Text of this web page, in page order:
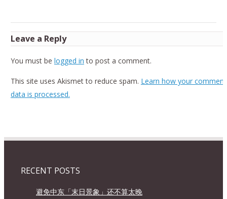
Leave a Reply
You must be logged in to post a comment.
This site uses Akismet to reduce spam. Learn how your comment
data is processed.
RECENT POSTS
避免中东「末日景象」还不算太晚